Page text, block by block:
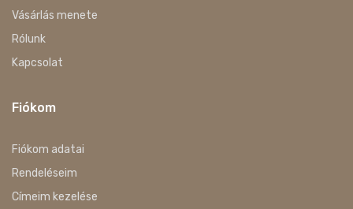
Vásárlás menete
Rólunk
Kapcsolat
Fiókom
Fiókom adatai
Rendeléseim
Címeim kezelése